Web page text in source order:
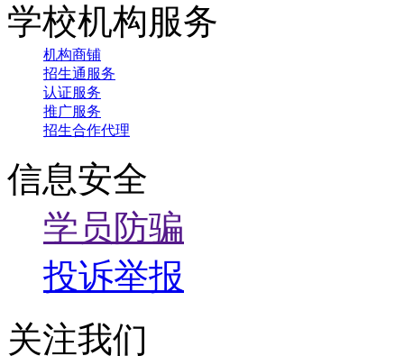
学校机构服务
机构商铺
招生通服务
认证服务
推广服务
招生合作代理
信息安全
学员防骗
投诉举报
关注我们